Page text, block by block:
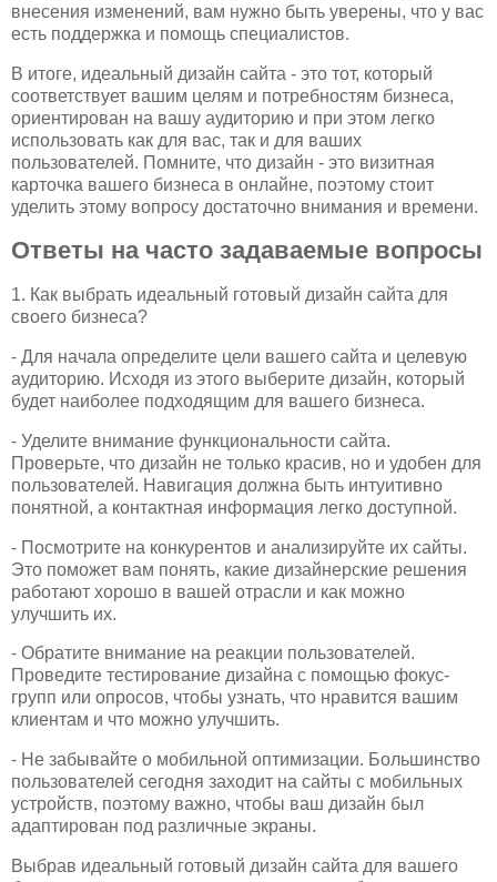
внесения изменений, вам нужно быть уверены, что у вас
есть поддержка и помощь специалистов.
В итоге, идеальный дизайн сайта - это тот, который
соответствует вашим целям и потребностям бизнеса,
ориентирован на вашу аудиторию и при этом легко
использовать как для вас, так и для ваших
пользователей. Помните, что дизайн - это визитная
карточка вашего бизнеса в онлайне, поэтому стоит
уделить этому вопросу достаточно внимания и времени.
Ответы на часто задаваемые вопросы
1. Как выбрать идеальный готовый дизайн сайта для
своего бизнеса?
- Для начала определите цели вашего сайта и целевую
аудиторию. Исходя из этого выберите дизайн, который
будет наиболее подходящим для вашего бизнеса.
- Уделите внимание функциональности сайта.
Проверьте, что дизайн не только красив, но и удобен для
пользователей. Навигация должна быть интуитивно
понятной, а контактная информация легко доступной.
- Посмотрите на конкурентов и анализируйте их сайты.
Это поможет вам понять, какие дизайнерские решения
работают хорошо в вашей отрасли и как можно
улучшить их.
- Обратите внимание на реакции пользователей.
Проведите тестирование дизайна с помощью фокус-
групп или опросов, чтобы узнать, что нравится вашим
клиентам и что можно улучшить.
- Не забывайте о мобильной оптимизации. Большинство
пользователей сегодня заходит на сайты с мобильных
устройств, поэтому важно, чтобы ваш дизайн был
адаптирован под различные экраны.
Выбрав идеальный готовый дизайн сайта для вашего